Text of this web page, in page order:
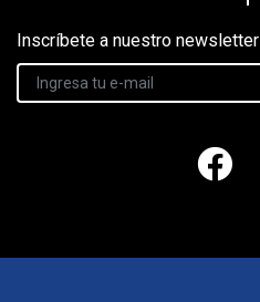
Inscríbete a nuestro newsletter